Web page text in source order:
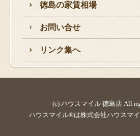
徳島の家賃相場
お問い合せ
リンク集へ
(c) ハウスマイル 徳島店 All
ハウスマイル®は株式会社ハウスマイ